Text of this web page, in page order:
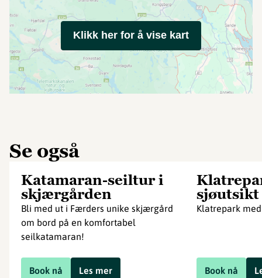
Klikk her for å vise kart
Se også
Katamaran-seiltur i
skjærgården
Bli med ut i Færders unike skjærgård
om bord på en komfortabel
seilkatamaran!
Book nå Les mer
sjøutsikt
Klatrepark
Book nå